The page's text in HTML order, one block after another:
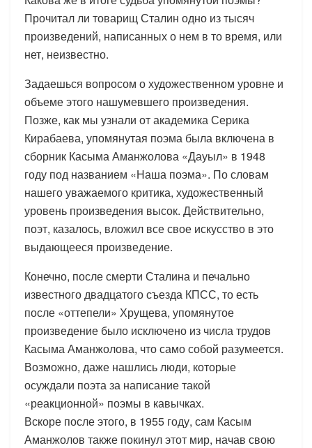
Прочитал ли товарищ Сталин одно из тысяч
произведений, написанных о нем в то время, или
нет, неизвестно.
Задаешься вопросом о художественном уровне и
объеме этого нашумевшего произведения.
Позже, как мы узнали от академика Серика
Кирабаева, упомянутая поэма была включена в
сборник Касыма Аманжолова «Дауыл» в 1948
году под названием «Наша поэма». По словам
нашего уважаемого критика, художественный
уровень произведения высок. Действительно,
поэт, казалось, вложил все свое искусство в это
выдающееся произведение.
Конечно, после смерти Сталина и печально
известного двадцатого съезда КПСС, то есть
после «оттепели» Хрущева, упомянутое
произведение было исключено из числа трудов
Касыма Аманжолова, что само собой разумеется.
Возможно, даже нашлись люди, которые
осуждали поэта за написание такой
«реакционной» поэмы в кавычках.
Вскоре после этого, в 1955 году, сам Касым
Аманжолов также покинул этот мир, начав свою